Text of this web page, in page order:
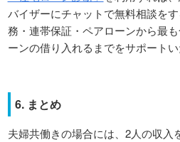
バイザーにチャットで無料相談を
務・連帯保証・ペアローンから最
ーンの借り入れるまでをサポートい
6. まとめ
夫婦共働きの場合には、2人の収入